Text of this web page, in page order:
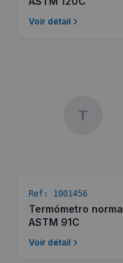
Voir détail
T
Ref: 1001456
Termómetro norma
ASTM 91C
Voir détail